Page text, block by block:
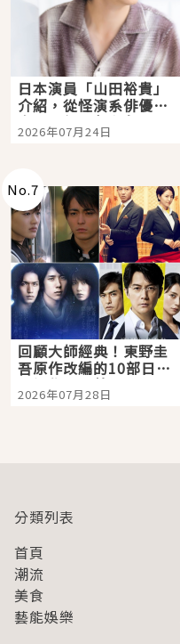
日本演員「山田裕貴」
介紹，從怪演系俳優走
向國民級日劇主角
2026年07月24日
No.7
回顧大師經典！東野圭
吾原作改編的10部日本
影視作品推薦
2026年07月28日
分類列表
首頁
潮流
美食
藝能娛樂